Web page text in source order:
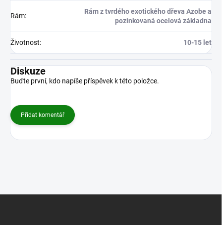
Rám:
Rám z tvrdého exotického dřeva Azobe a
pozinkovaná ocelová základna
Životnost: 10-15 let
Diskuze
Buďte první, kdo napíše příspěvek k této položce.
Přidat komentář